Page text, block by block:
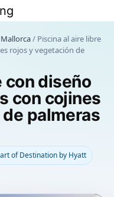
/ Piscina al aire libre
rojos y vegetación de
con diseño
con cojines
palmeras
of Destination by Hyatt